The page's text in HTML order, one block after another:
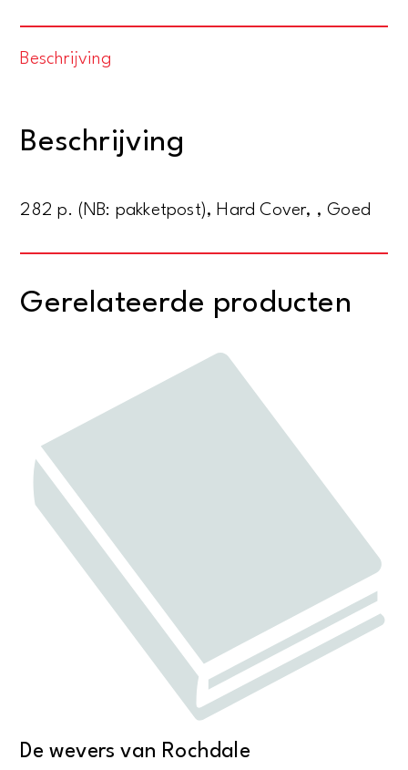
Beschrijving
Beschrijving
282 p. (NB: pakketpost), Hard Cover, , Goed
Gerelateerde producten
De wevers van Rochdale